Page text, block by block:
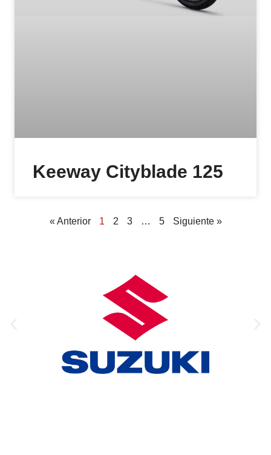
Keeway Cityblade 125
« Anterior 1 2 3 … 5 Siguiente »